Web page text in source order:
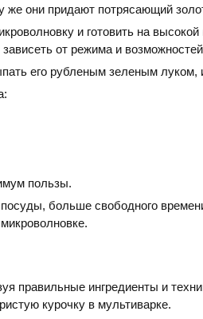
же они придают потрясающий
и готовить на
зависеть от режима и
его рубленым зеленым луком,
пользы.
больше свободного
правильные ингредиенты и
курочку в мультиварке.